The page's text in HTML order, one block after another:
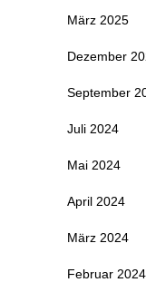
März 2025
Dezember
September
Juli 2024
Mai 2024
April 2024
März 2024
Februar 2024